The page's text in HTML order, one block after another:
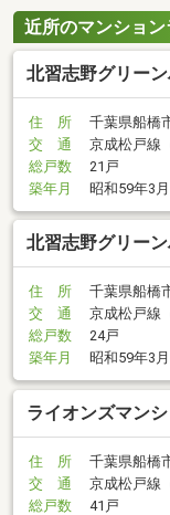
近所のマンショ
北習志野グリー
住 所
千葉県船橋
交 通
京成松戸線
総戸数
21戸
築年月
昭和59年3月
北習志野グリー
住 所
千葉県船橋
交 通
京成松戸線
総戸数
24戸
築年月
昭和59年3月
ライオンズマン
住 所
千葉県船橋
交 通
京成松戸線
総戸数
41戸